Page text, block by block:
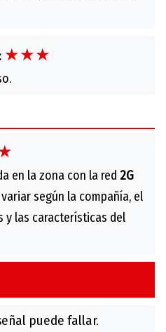
★★★
en la zona con la red 2G
según la compañía, el
y las características del
puede fallar.